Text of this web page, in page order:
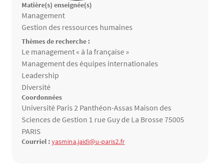
Matière(s) enseignée(s)
Matières enseignées
Management
Gestion des ressources humaines
Thèmes de recherche :
Thèmes de recherche
Le management « à la française »
Management des équipes internationales
Leadership
Diversité
Coordonnées
Université Paris 2 Panthéon-Assas Maison des
Sciences de Gestion 1 rue Guy de La Brosse 75005
PARIS
Courriel :yasmina.jaidi@u-paris2.fr